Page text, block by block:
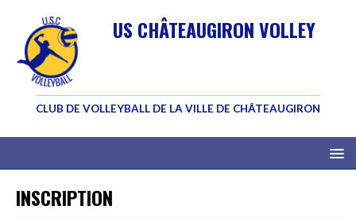
US CHÂTEAUGIRON VOLLEY
CLUB DE VOLLEYBALL DE LA VILLE DE CHÂTEAUGIRON
INSCRIPTION